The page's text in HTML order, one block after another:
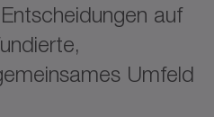
auf
Umfeld